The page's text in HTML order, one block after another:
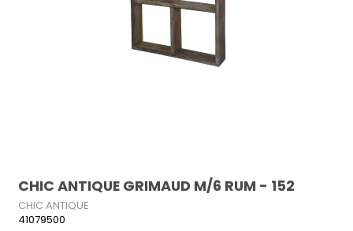
CHIC ANTIQUE GRIMAUD M/6 RUM - 152
CHIC ANTIQUE
41079500